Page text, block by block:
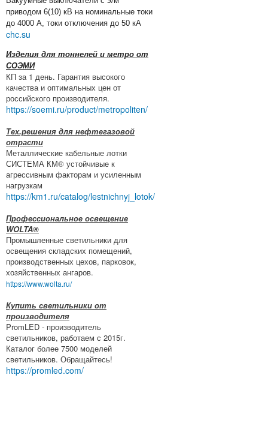
приводом 6(10) кВ на номинальные токи
до 4000 А, токи отключения до 50 кА
chc.su
Изделия для тоннелей и метро от
СОЭМИ
КП за 1 день. Гарантия высокого
качества и оптимальных цен от
российского производителя.
https://soemi.ru/product/metropoliten/
Тех.решения для нефтегазовой
отрасти
Металлические кабельные лотки
СИСТЕМА КМ® устойчивые к
агрессивным факторам и усиленным
нагрузкам
https://km1.ru/catalog/lestnichnyj_lotok/
Профессиональное освещение
WOLTA®
Промышленные светильники для
освещения складских помещений,
производственных цехов, парковок,
хозяйственных ангаров.
https://www.wolta.ru/
Купить светильники от
производителя
PromLED - производитель
светильников, работаем с 2015г.
Каталог более 7500 моделей
светильников. Обращайтесь!
https://promled.com/